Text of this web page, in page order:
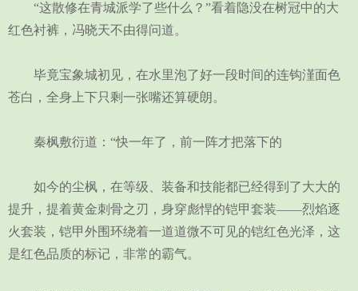
“这散修在青城派学了些什么？”看着隐没在树冠中的大
红色衬裤，冯晓天不由得问道。
毕竟宝象城初见，在水里泡了好一段时间的连钩漌面色
苍白，全身上下只剩一张嘴还算硬朗。
秦枫敷衍道：“快一年了，前一阵才把落下的
如今的尘枫，在等级、装备和技能都已经得到了大大的
提升，提着黄金刺骨之刃，身穿彪悍的铠甲套装——烈焰逐
火套装，铠甲外围环绕着一道道微不可见的铠红色光泽，这
是红色品质的标记，非常的霸气。